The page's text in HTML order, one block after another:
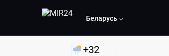
Беларусь
+32